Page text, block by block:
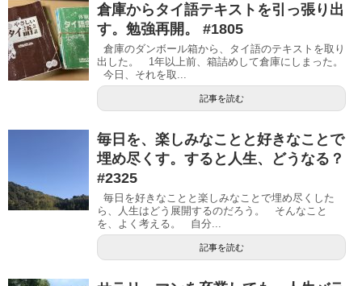
倉庫からタイ語テキストを引っ張り出
す。勉強再開。 #1805
倉庫のダンボール箱から、タイ語のテキストを取り
出した。 1年以上前、箱詰めして倉庫にしまった。
今日、それを取...
記事を読む
毎日を、楽しみなことと好きなことで
埋め尽くす。すると人生、どうなる？
#2325
毎日を好きなことと楽しみなことで埋め尽くした
ら、人生はどう展開するのだろう。 そんなこと
を、よく考える。 自分...
記事を読む